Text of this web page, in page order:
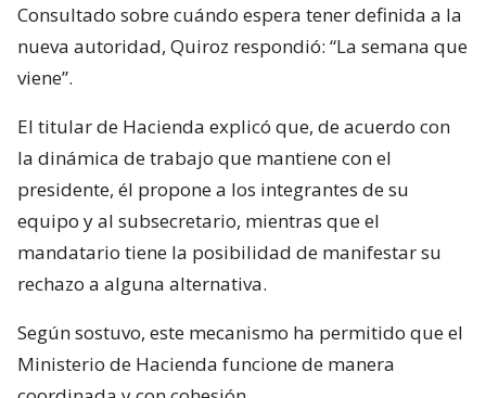
Consultado sobre cuándo espera tener definida a la
nueva autoridad, Quiroz respondió: “La semana que
viene”.
El titular de Hacienda explicó que, de acuerdo con
la dinámica de trabajo que mantiene con el
presidente, él propone a los integrantes de su
equipo y al subsecretario, mientras que el
mandatario tiene la posibilidad de manifestar su
rechazo a alguna alternativa.
Según sostuvo, este mecanismo ha permitido que el
Ministerio de Hacienda funcione de manera